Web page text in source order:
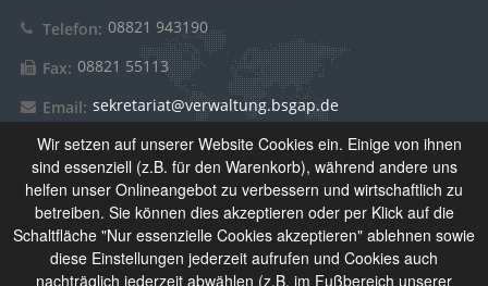
Wir setzen auf unserer Website Cookies ein. Einige von ihnen
sind essenziell (z.B. für den Warenkorb), während andere uns
helfen unser Onlineangebot zu verbessern und wirtschaftlich zu
betreiben. Sie können dies akzeptieren oder per Klick auf die
Schaltfläche "Nur essenzielle Cookies akzeptieren" ablehnen sowie
diese Einstellungen jederzeit aufrufen und Cookies auch
nachträglich jederzeit abwählen (z.B. im Fußbereich unserer
Telefon: 08821 943190
Fax: 08821 55113
Email: sekretariat@verwaltung.bsgap.de
Über Uns
Das Berufliche Schulzentrum Garmisch-Partenkirchen setzt
sich aus Berufsschule, Wirtschaftsschule und